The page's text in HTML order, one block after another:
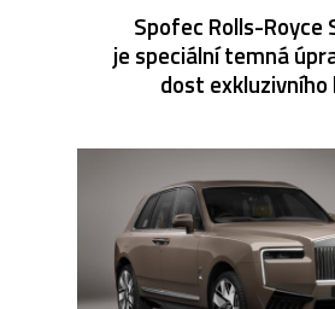
Spofec Rolls-Royce
je speciální temná
dost exkluzivního